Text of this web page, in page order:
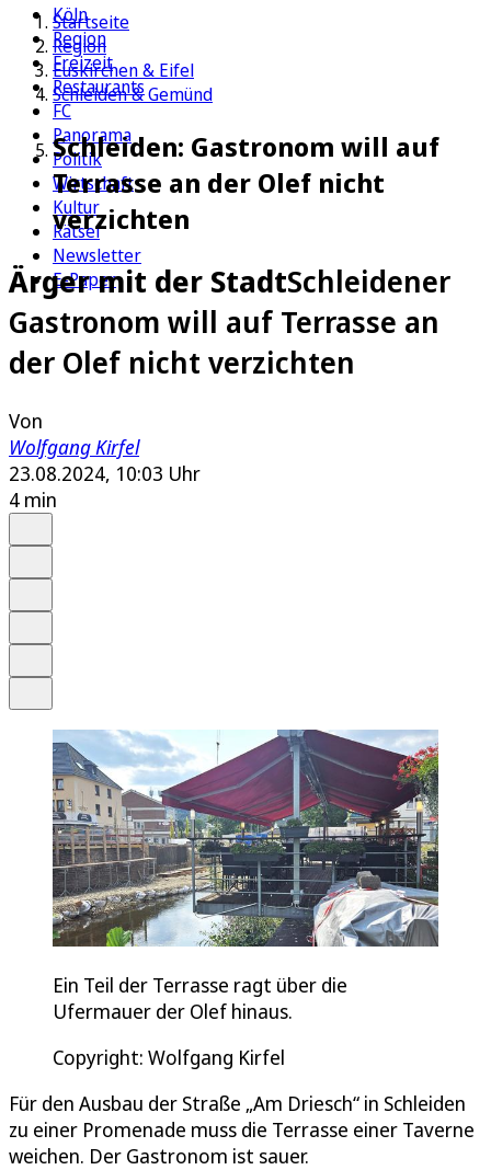
Köln
Region
Freizeit
Restaurants
FC
Panorama
Politik
Wirtschaft
Kultur
Rätsel
Newsletter
E-Paper
Startseite
Region
Euskirchen & Eifel
Schleiden & Gemünd
Schleiden: Gastronom will auf
Terrasse an der Olef nicht
verzichten
Ärger mit der StadtSchleidener
Gastronom will auf Terrasse an
der Olef nicht verzichten
Von
Wolfgang Kirfel
23.08.2024, 10:03 Uhr
4 min
Ein Teil der Terrasse ragt über die
Ufermauer der Olef hinaus.
Copyright: Wolfgang Kirfel
Für den Ausbau der Straße „Am Driesch“ in Schleiden
zu einer Promenade muss die Terrasse einer Taverne
weichen. Der Gastronom ist sauer.